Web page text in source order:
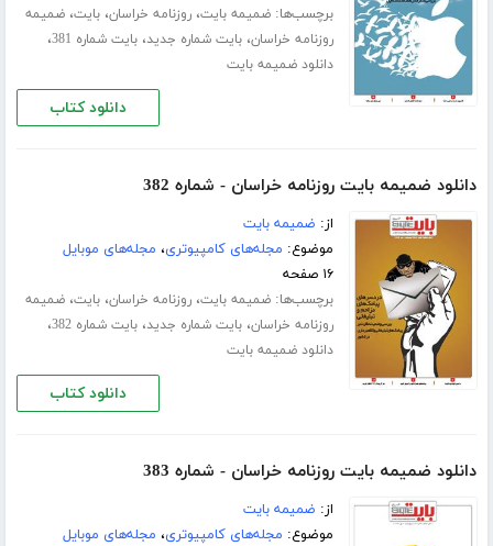
برچسب‌ها:ضمیمه بایت،روزنامه خراسان،بایت،ضمیمه
روزنامه خراسان،بایت شماره جدید،بایت شماره 381 ،
دانلود ضمیمه بایت
دانلود کتاب
دانلود ضمیمه بایت روزنامه خراسان - شماره 382
از: ضمیمه بایت
موضوع: مجله‌های کامپیوتری، مجله‌های موبایل
۱۶ صفحه
برچسب‌ها:ضمیمه بایت،روزنامه خراسان،بایت،ضمیمه
روزنامه خراسان،بایت شماره جدید،بایت شماره 382 ،
دانلود ضمیمه بایت
دانلود کتاب
دانلود ضمیمه بایت روزنامه خراسان - شماره 383
از: ضمیمه بایت
موضوع: مجله‌های کامپیوتری، مجله‌های موبایل